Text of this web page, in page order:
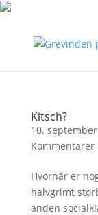
Kitsch?
10.
Kommentarer
Hvornår er
halvgrimt
anden